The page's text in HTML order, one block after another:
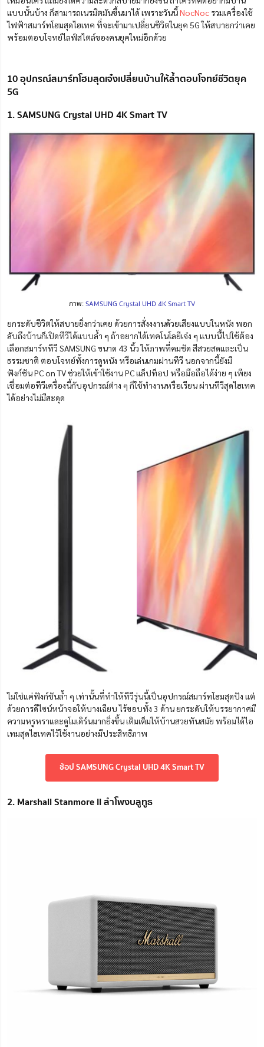
แบบนั้นบ้าง ก็สามารถเนรมิตมันขึ้นมาได้ เพราะวันนี้NocNoc รวมเครื่องใช้
ไฟฟ้าสมาร์ทโฮมสุดไฮเทค ที่จะเข้ามาเปลี่ยนชีวิตในยุค 5G ให้สบายกว่าเคย
พร้อมตอบโจทย์ไลฟ์สไตล์ของคนยุคใหม่อีกด้วย
10 อุปกรณ์สมาร์ทโฮมสุดเจ๋งเปลี่ยนบ้านให้ล้ำตอบโจทย์ชีวิตยุค
5G
1. SAMSUNG Crystal UHD 4K Smart TV
ภาพ:SAMSUNG Crystal UHD 4K Smart TV
ยกระดับชีวิตให้สบายยิ่งกว่าเคย ด้วยการสั่งงงานด้วยเสียงแบบในหนัง พอก
ลับถึงบ้านก็เปิดทีวีได้แบบล้ำ ๆ ถ้าอยากได้เทคโนโลยีเจ๋ง ๆ แบบนี้ไปใช้ต้อง
เลือกสมาร์ททีวี SAMSUNG ขนาด 43 นิ้ว ให้ภาพที่คมชัด สีสวยสดและเป็น
ธรรมชาติ ตอบโจทย์ทั้งการดูหนัง หรือเล่นเกมผ่านทีวี นอกจากนี้ยังมี
ฟังก์ชัน PC on TV ช่วยให้เข้าใช้งาน PC แล็ปท็อป หรือมือถือได้ง่าย ๆ เพียง
เชื่อมต่อทีวีเครื่องนี้กับอุปกรณ์ต่าง ๆ ก็ใช้ทำงานหรือเรียน ผ่านทีวีสุดไฮเทค
ได้อย่างไม่มีสะดุด
ไม่ใช่แค่ฟังก์ชันล้ำ ๆ เท่านั้นที่ทำให้ทีวีรุ่นนี้เป็นอุปกรณ์สมาร์ทโฮมสุดปัง แต่
ด้วยการดีไซน์หน้าจอให้บางเฉียบ ไร้ขอบทั้ง 3 ด้าน ยกระดับให้บรรยากาศมี
ความหรูหราและดูโมเดิร์นมากยิ่งขึ้น เติมเต็มให้บ้านสวยทันสมัย พร้อมได้ไอ
เทมสุดไฮเทคไว้ใช้งานอย่างมีประสิทธิภาพ
ช้อป SAMSUNG Crystal UHD 4K Smart TV
2. Marshall Stanmore II ลำโพงบลูทูธ